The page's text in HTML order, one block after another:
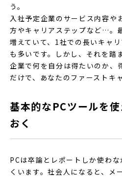
う。
入社予定企業のサービス内容や
方やキャリアステップなど…。
増えていて、1社での長いキャ
も多いです。しかし、それを踏
企業で何を自分は得たいのか、
だけで、あなたのファーストキ
基本的なPCツールを
おく
PCは卒論とレポートしか使わ
くいます。社会人になると、メ